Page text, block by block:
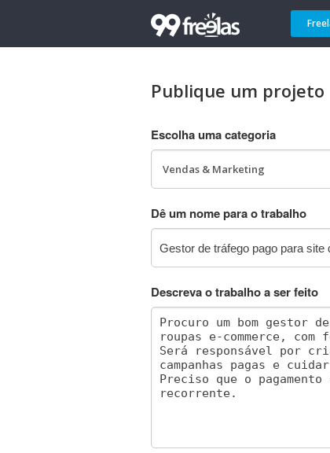
Publique um projeto
Escolha uma categoria
Dê um nome para o trabalho
Descreva o trabalho a ser feito